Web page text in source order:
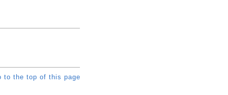
to the top of this page